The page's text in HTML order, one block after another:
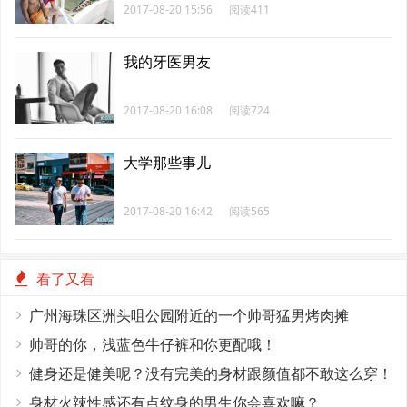
2017-08-20 15:56 阅读411
我的牙医男友
2017-08-20 16:08 阅读724
大学那些事儿
2017-08-20 16:42 阅读565
看了又看
广州海珠区洲头咀公园附近的一个帅哥猛男烤肉摊
帅哥的你，浅蓝色牛仔裤和你更配哦！
健身还是健美呢？没有完美的身材跟颜值都不敢这么穿！
身材火辣性感还有点纹身的男生你会喜欢嘛？